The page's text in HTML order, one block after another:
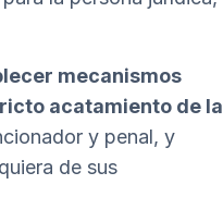
mecanismos
acatamiento de la
y penal, y
de sus